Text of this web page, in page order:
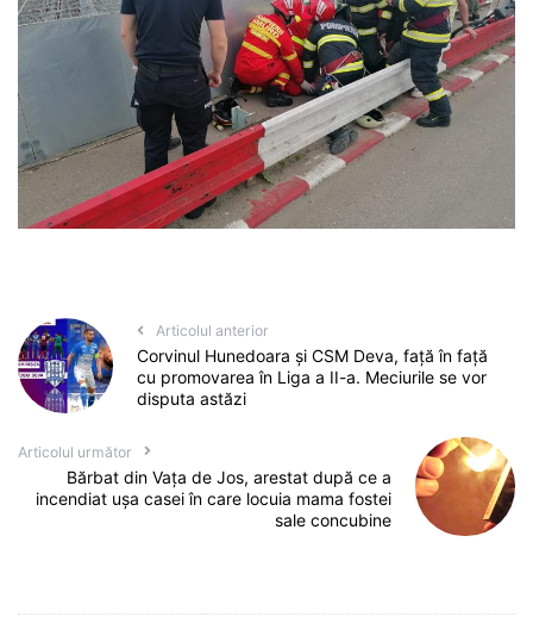
Articolul anterior
Corvinul Hunedoara și CSM Deva, față în față
cu promovarea în Liga a II-a. Meciurile se vor
disputa astăzi
Articolul următor
Bărbat din Vața de Jos, arestat după ce a
incendiat ușa casei în care locuia mama fostei
sale concubine